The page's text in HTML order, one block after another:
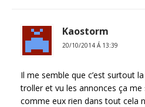
Kaostorm
20/10/2014 Á 13:39
Il me semble que c’est surtout
troller et vu les annonces ça
comme eux rien dans tout cela